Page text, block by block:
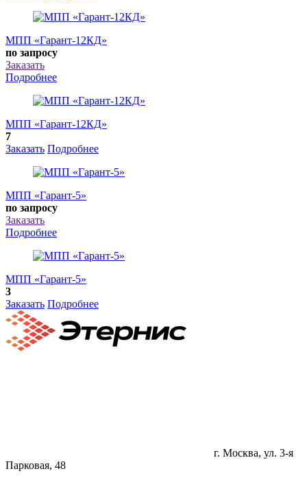
МПП «Гарант-12КД»
по запросу
Заказать
Подробнее
МПП «Гарант-12КД»
7
Заказать Подробнее
МПП «Гарант-5»
по запросу
Заказать
Подробнее
МПП «Гарант-5»
3
Заказать Подробнее
г. Москва, ул. 3-я
Парковая, 48